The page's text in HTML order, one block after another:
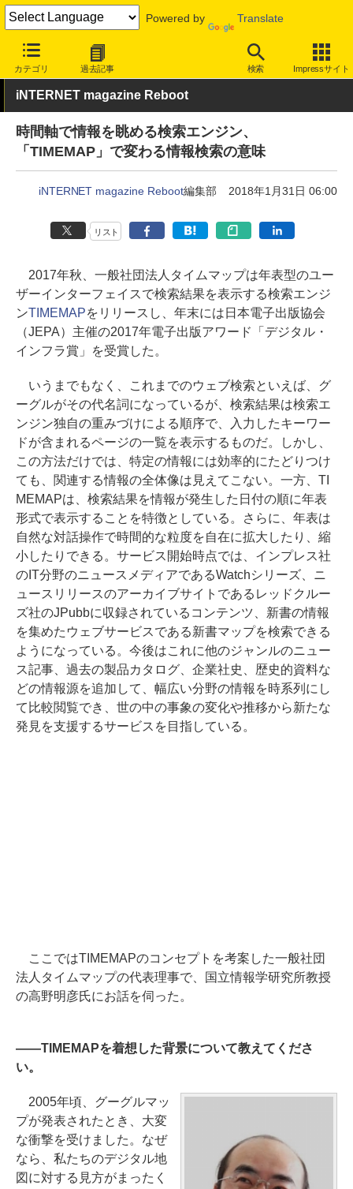
Powered by Translate
カテゴリ 過去記事 検索 Impressサイト
INTERNET Watch サービス/ソフト サービス
iNTERNET magazine Reboot
時間軸で情報を眺める検索エンジン、
「TIMEMAP」で変わる情報検索の意味
iNTERNET magazine Reboot編集部 2018年1月31日 06:00
リスト
2017年秋、一般社団法人タイムマップは年表型のユー
ザーインターフェイスで検索結果を表示する検索エンジ
ンTIMEMAPをリリースし、年末には日本電子出版協会
（JEPA）主催の2017年電子出版アワード「デジタル・
インフラ賞」を受賞した。
いうまでもなく、これまでのウェブ検索といえば、グ
ーグルがその代名詞になっているが、検索結果は検索エ
ンジン独自の重みづけによる順序で、入力したキーワー
ドが含まれるページの一覧を表示するものだ。しかし、
この方法だけでは、特定の情報には効率的にたどりつけ
ても、関連する情報の全体像は見えてこない。一方、TI
MEMAPは、検索結果を情報が発生した日付の順に年表
形式で表示することを特徴としている。さらに、年表は
自然な対話操作で時間的な粒度を自在に拡大したり、縮
小したりできる。サービス開始時点では、インプレス社
のIT分野のニュースメディアであるWatchシリーズ、ニ
ュースリリースのアーカイブサイトであるレッドクルー
ズ社のJPubbに収録されているコンテンツ、新書の情報
を集めたウェブサービスである新書マップを検索できる
ようになっている。今後はこれに他のジャンルのニュー
ス記事、過去の製品カタログ、企業社史、歴史的資料な
どの情報源を追加して、幅広い分野の情報を時系列にし
て比較閲覧でき、世の中の事象の変化や推移から新たな
発見を支援するサービスを目指している。
ここではTIMEMAPのコンセプトを考案した一般社団
法人タイムマップの代表理事で、国立情報学研究所教授
の高野明彦氏にお話を伺った。
――TIMEMAPを着想した背景について教えてくださ
い。
2005年頃、グーグルマッ
プが発表されたとき、大変
な衝撃を受けました。なぜ
なら、私たちのデジタル地
図に対する見方がまったく